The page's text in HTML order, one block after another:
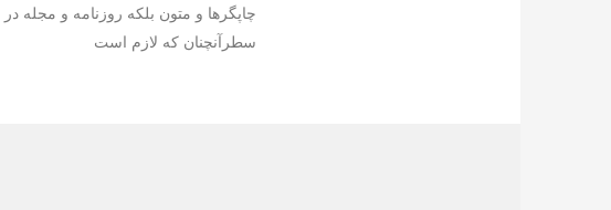
چاپگرها و متون بلکه روزنامه و مجله
سطرآنچنان که لازم است